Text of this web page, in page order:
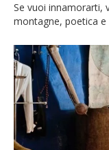
Se vuoi innamorarti,
montagne, poetica
s’avvivano di
appar dovunque la
per quelle fondi valli